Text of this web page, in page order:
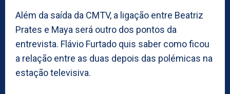
Além da saída da CMTV, a ligação entre Beatriz
Prates e Maya será outro dos pontos da
entrevista. Flávio Furtado quis saber como ficou
a relação entre as duas depois das polémicas na
estação televisiva.